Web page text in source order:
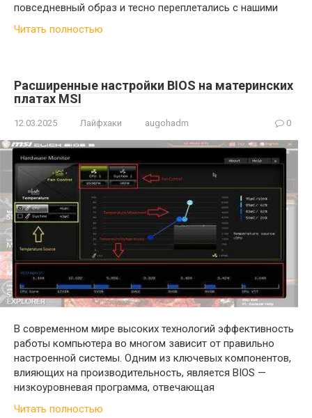
повседневный образ и тесно переплетались с нашими
Читать полностью
Расширенные настройки BIOS на материнских
платах MSI
12.03.2025 Лайфхаки augohadm 0
В современном мире высоких технологий эффективность
работы компьютера во многом зависит от правильно
настроенной системы. Одним из ключевых компонентов,
влияющих на производительность, является BIOS —
низкоуровневая программа, отвечающая
Читать полностью